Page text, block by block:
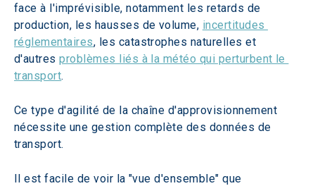
face à l'imprévisible, notamment les retards de
production, les hausses de volume, incertitudes
réglementaires, les catastrophes naturelles et
d'autres problèmes liés à la météo qui perturbent le
transport.
Ce type d'agilité de la chaîne d'approvisionnement
nécessite une gestion complète des données de
transport.
Il est facile de voir la "vue d'ensemble" que